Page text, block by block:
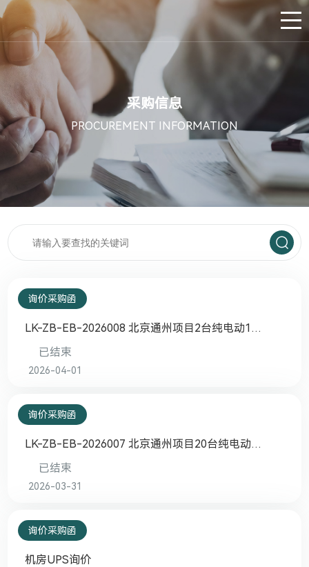
采购信息
PROCUREMENT INFORMATION
询价采购函
LK-ZB-EB-2026008 北京通州项目2台纯电动12
吨吸污车询价采购
已结束
2026-04-01
询价采购函
LK-ZB-EB-2026007 北京通州项目20台纯电动
4.5吨密闭式桶装垃圾车询价采购
已结束
2026-03-31
询价采购函
机房UPS询价